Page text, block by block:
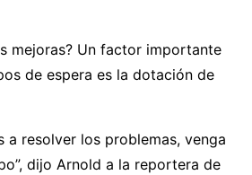
mejoras? Un factor importante
de espera es la dotación de
a resolver los problemas, venga
dijo Arnold a la reportera de